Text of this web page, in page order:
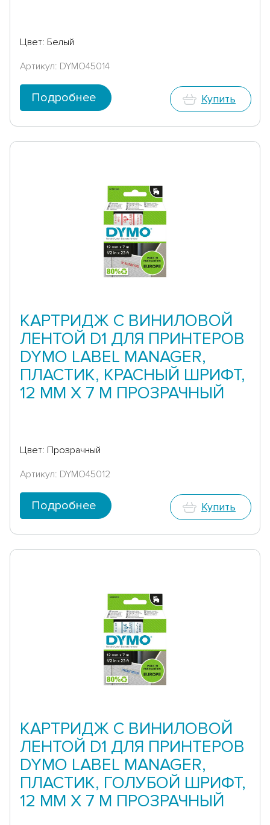
Цвет: Белый
Артикул: DYMO45014
Подробнее Купить
КАРТРИДЖ С ВИНИЛОВОЙ
ЛЕНТОЙ D1 ДЛЯ ПРИНТЕРОВ
DYMO LABEL MANAGER,
ПЛАСТИК, КРАСНЫЙ ШРИФТ,
12 ММ Х 7 М ПРОЗРАЧНЫЙ
Цвет: Прозрачный
Артикул: DYMO45012
Подробнее Купить
КАРТРИДЖ С ВИНИЛОВОЙ
ЛЕНТОЙ D1 ДЛЯ ПРИНТЕРОВ
DYMO LABEL MANAGER,
ПЛАСТИК, ГОЛУБОЙ ШРИФТ,
12 ММ Х 7 М ПРОЗРАЧНЫЙ